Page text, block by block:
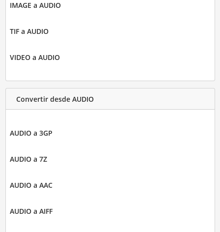
IMAGE a AUDIO
TIF a AUDIO
VIDEO a AUDIO
Convertir desde AUDIO
AUDIO a 3GP
AUDIO a 7Z
AUDIO a AAC
AUDIO a AIFF